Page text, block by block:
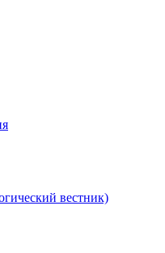
вестник)